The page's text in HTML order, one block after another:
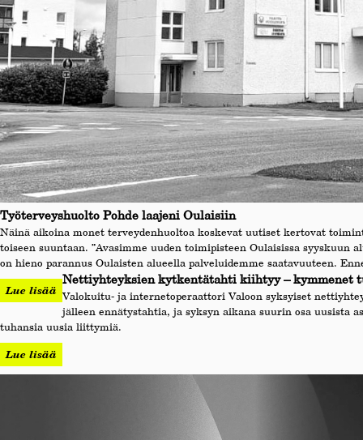
Työterveyshuolto Pohde laajeni Oulaisiin
Näinä aikoina monet terveydenhuoltoa koskevat uutiset kertovat
toiseen suuntaan. ”Avasimme uuden toimipisteen Oulaisissa syyskuun
on hieno parannus Oulaisten alueella palveluidemme saatavuuteen.
Lue lisää
Nettiyhteyksien kytkentätahti kiihtyy – kymmenet
Valokuitu- ja internetoperaattori Valoon syksyiset
jälleen ennätystahtia, ja syksyn aikana suurin osa
tuhansia uusia liittymiä.
Lue lisää